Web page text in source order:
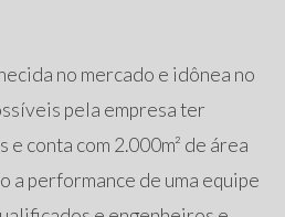
no mercado e idônea no
pela empresa ter
e conta com 2.000m² de área
a performance de uma equipe